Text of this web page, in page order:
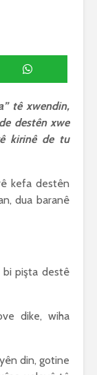
tê xwendin,
destên xwe
kirinê de tu
kefa destên
dua baranê
bi pişta destê
dike, wiha
din, gotine
teqez
bike û
çêbike?
3 Kasım